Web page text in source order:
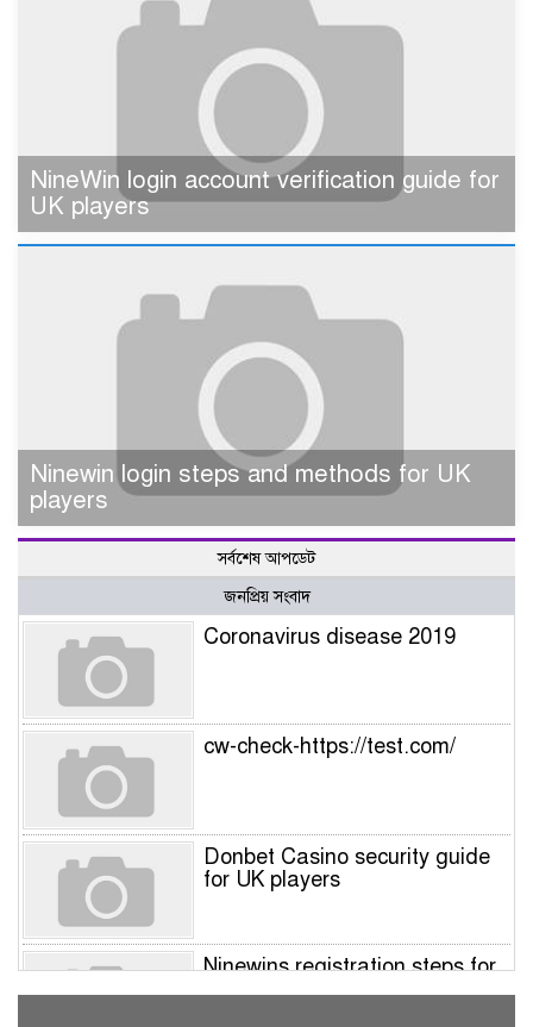
NineWin login account verification guide for
UK players
Ninewin login steps and methods for UK
players
সর্বশেষ আপডেট
জনপ্রিয় সংবাদ
Coronavirus disease 2019
cw-check-https://test.com/
Donbet Casino security guide
for UK players
Ninewins registration steps for
UK players – Quick sign‑up